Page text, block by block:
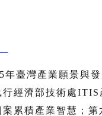
年臺灣產業願景與
經濟部技術處ITIS
累積產業智慧；第